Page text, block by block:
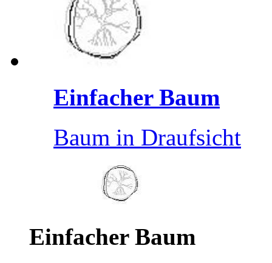
Einfacher Baum
Baum in Draufsicht
Einfacher Baum